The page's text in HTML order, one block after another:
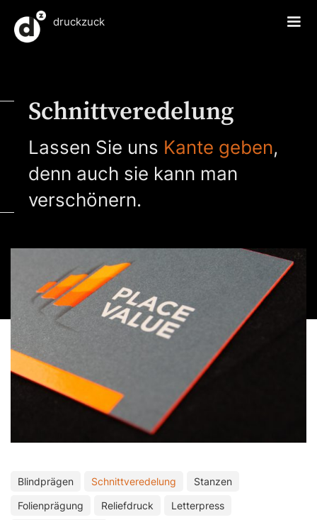
druckzuck
Schnittveredelung
Lassen Sie uns Kante geben,
denn auch sie kann man
verschönern.
Blindprägen Schnittveredelung
Stanzen
Folienprägung
Reliefdruck
Letterpress